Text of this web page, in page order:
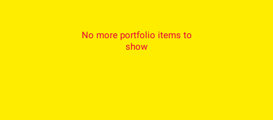
Show More
No more portfolio items to
show